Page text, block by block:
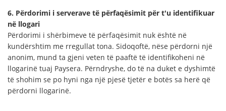
6. Përdorimi i serverave të përfaqësimit për t'u identifikuar
në llogari
Përdorimi i shërbimeve të përfaqësimit nuk është në
kundërshtim me rregullat tona. Sidoqoftë, nëse përdorni një
anonim, mund ta gjeni veten të paaftë të identifikoheni në
llogarinë tuaj Paysera. Përndryshe, do të na duket e dyshimtë
të shohim se po hyni nga një pjesë tjetër e botës sa herë që
përdorni llogarinë.